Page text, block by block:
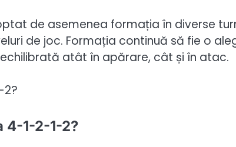
de asemenea formația în diverse
de joc. Formația continuă să fie o
atât în apărare, cât și în atac.
4-1-2-1-2?